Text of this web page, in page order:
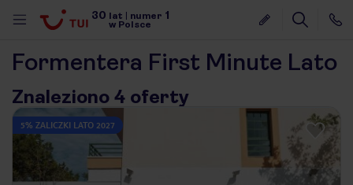
30 lat numer 1
w Polsce
Formentera First Minute Lato
Znaleziono 4 oferty
5% ZALICZKI LATO 2027